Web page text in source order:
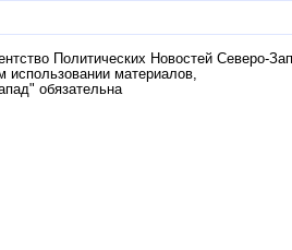
Политических Новостей Северо-
использовании материалов,
обязательна